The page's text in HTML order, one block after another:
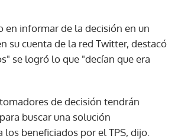
en informar de la decisión en un
su cuenta de la red Twitter, destacó
se logró lo que "decían que era
de decisión tendrán
buscar una solución
beneficiados por el TPS, dijo.